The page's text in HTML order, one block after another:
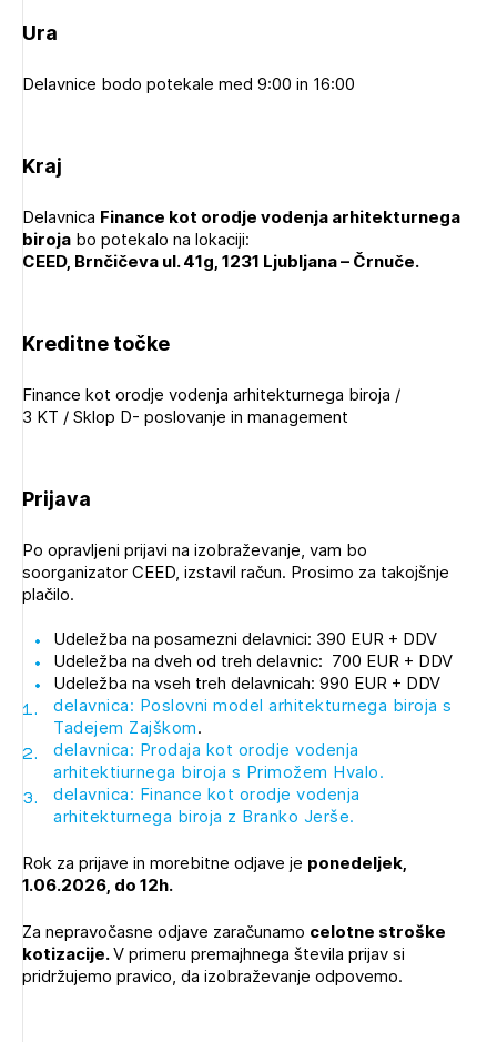
Izbrana vsebina je namenjena le ZAPS
registriranim uporabnikom. Da lahko do nje
Ura
Delavnice bodo potekale med 9:00 in 16:00
Kraj
Delavnica Finance kot orodje vodenja arhitekturnega
biroja bo potekalo na lokaciji:
CEED, Brnčičeva ul. 41g, 1231 Ljubljana – Črnuče.
Kreditne točke
Finance kot orodje vodenja arhitekturnega biroja /
3 KT / Sklop D- poslovanje in management
Prijava
Po opravljeni prijavi na izobraževanje, vam bo
soorganizator CEED, izstavil račun. Prosimo za takojšnje
plačilo.
Udeležba na posamezni delavnici: 390 EUR + DDV
Udeležba na dveh od treh delavnic: 700 EUR + DDV
Udeležba na vseh treh delavnicah: 990 EUR + DDV
delavnica: Poslovni model arhitekturnega biroja s
Tadejem Zajškom.
delavnica: Prodaja kot orodje vodenja
arhitektiurnega biroja s Primožem Hvalo.
delavnica: Finance kot orodje vodenja
arhitekturnega biroja z Branko Jerše.
Rok za prijave in morebitne odjave je ponedeljek,
1.06.2026, do 12h.
Za nepravočasne odjave zaračunamo celotne stroške
kotizacije.V primeru premajhnega števila prijav si
pridržujemo pravico, da izobraževanje odpovemo.